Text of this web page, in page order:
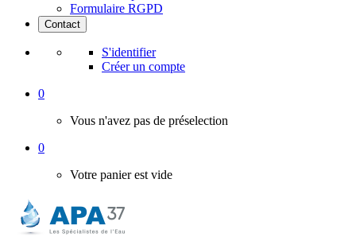
Formulaire RGPD
Contact
S'identifier
Créer un compte
0
Vous n'avez pas de préselection
0
Votre panier est vide